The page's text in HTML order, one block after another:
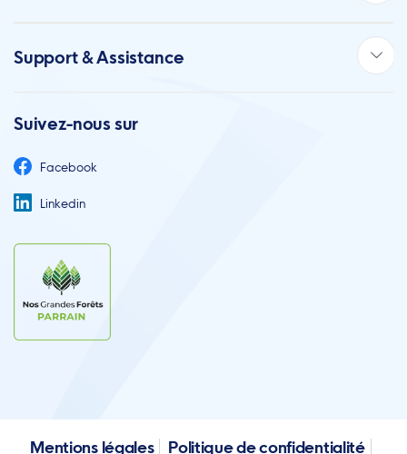
Support & Assistance
Suivez-nous sur
Facebook
Linkedin
Mentions légales Politique de confidentialité